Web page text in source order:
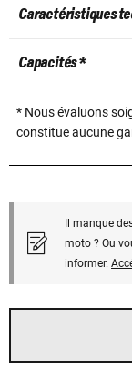
Caractéristiques
Capacités *
* Nous évaluons
constitue aucune
Il manque
moto ? Ou
informer.